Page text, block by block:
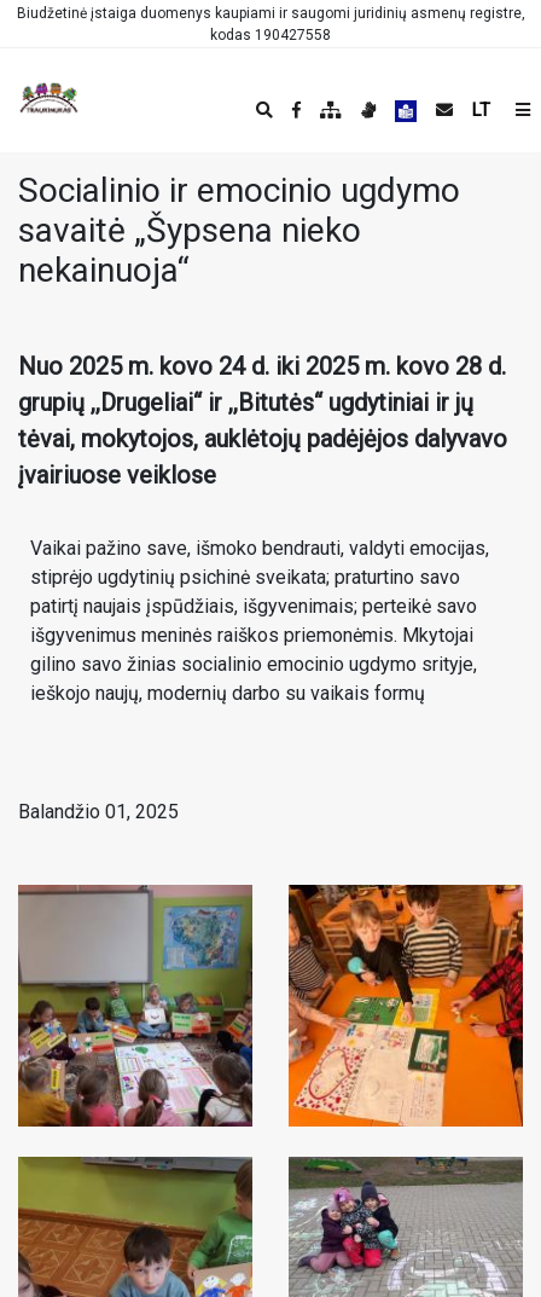
Biudžetinė įstaiga duomenys kaupiami ir saugomi juridinių asmenų registre,
kodas 190427558
LT
Socialinio ir emocinio ugdymo
savaitė „Šypsena nieko
nekainuoja“
Nuo 2025 m. kovo 24 d. iki 2025 m. kovo 28 d.
grupių ,,Drugeliai“ ir ,,Bitutės“ ugdytiniai ir jų
tėvai, mokytojos, auklėtojų padėjėjos dalyvavo
įvairiuose veiklose
Vaikai pažino save, išmoko bendrauti, valdyti emocijas,
stiprėjo ugdytinių psichinė sveikata; praturtino savo
patirtį naujais įspūdžiais, išgyvenimais; perteikė savo
išgyvenimus meninės raiškos priemonėmis. Mkytojai
gilino savo žinias socialinio emocinio ugdymo srityje,
ieškojo naujų, modernių darbo su vaikais formų
Balandžio 01, 2025